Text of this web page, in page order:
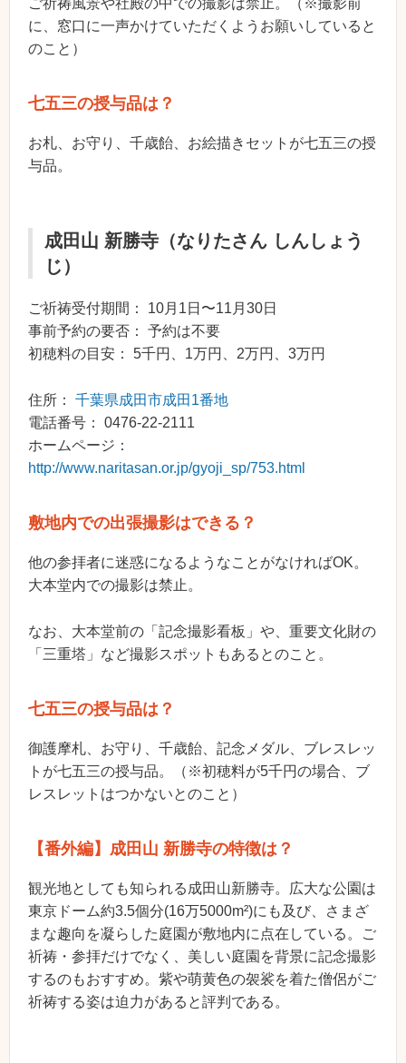
ご祈祷風景や社殿の中での撮影は禁止。（※撮影前
に、窓口に一声かけていただくようお願いしていると
のこと）
七五三の授与品は？
お札、お守り、千歳飴、お絵描きセットが七五三の授
与品。
成田山 新勝寺（なりたさん しんしょう
じ）
ご祈祷受付期間： 10月1日〜11月30日
事前予約の要否： 予約は不要
初穂料の目安： 5千円、1万円、2万円、3万円
住所： 千葉県成田市成田1番地
電話番号： 0476-22-2111
ホームページ：
http://www.naritasan.or.jp/gyoji_sp/753.html
敷地内での出張撮影はできる？
他の参拝者に迷惑になるようなことがなければOK。
大本堂内での撮影は禁止。
なお、大本堂前の「記念撮影看板」や、重要文化財の
「三重塔」など撮影スポットもあるとのこと。
七五三の授与品は？
御護摩札、お守り、千歳飴、記念メダル、ブレスレッ
トが七五三の授与品。（※初穂料が5千円の場合、ブ
レスレットはつかないとのこと）
【番外編】成田山 新勝寺の特徴は？
観光地としても知られる成田山新勝寺。広大な公園は
東京ドーム約3.5個分(16万5000m²)にも及び、さまざ
まな趣向を凝らした庭園が敷地内に点在している。ご
祈祷・参拝だけでなく、美しい庭園を背景に記念撮影
するのもおすすめ。紫や萌黄色の袈裟を着た僧侶がご
祈祷する姿は迫力があると評判である。